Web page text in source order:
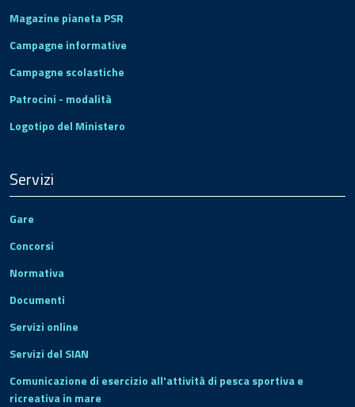
Magazine pianeta PSR
Campagne informative
Campagne scolastiche
Patrocini - modalità
Logotipo del Ministero
Servizi
Gare
Concorsi
Normativa
Documenti
Servizi online
Servizi del SIAN
Comunicazione di esercizio all'attività di pesca sportiva e
ricreativa in mare